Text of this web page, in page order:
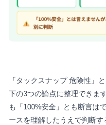
「タックスナップ 危険性」
下の3つの論点に整理できま
も「100%安全」とも断言は
ースを理解したうえで判断す